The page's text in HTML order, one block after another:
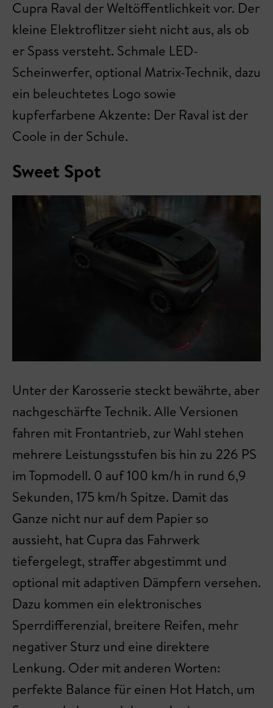
Cupra Raval der Weltöffentlichkeit vor. Der
kleine Elektroflitzer sieht nicht aus, als ob
er Spass versteht. Schmale LED-
Scheinwerfer, optional Matrix-Technik, dazu
ein beleuchtetes Logo sowie
kupferfarbene Akzente: Der Raval ist der
Coole in der Schule.
Sweet Spot
Unter der Karosserie steckt bewährte, aber
nachgeschärfte Technik. Alle Versionen
fahren mit Frontantrieb, zur Wahl stehen
mehrere Leistungsstufen bis hin zu 226 PS
im Topmodell. 0 auf 100 km/h in rund 6,9
Sekunden, 175 km/h Spitze. Damit das
Ganze nicht nur auf dem Papier so
aussieht, hat Cupra das Fahrwerk
tiefergelegt, straffer abgestimmt und
optional mit adaptiven Dämpfern versehen.
Dazu kommen ein elektronisches
Sperrdifferenzial, breitere Reifen, mehr
negativer Sturz und eine direktere
Lenkung. Oder mit anderen Worten:
perfekte Balance für einen Hot Hatch, um